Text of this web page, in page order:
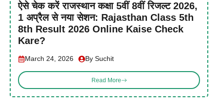
ऐसे चेक करें राजस्थान कक्षा 5वीं 8वीं रिजल्ट 2026,
1 अप्रैल से नया सेशन: Rajasthan Class 5th
8th Result 2026 Online Kaise Check
Kare?
March 24, 2026 By Suchit
Read More